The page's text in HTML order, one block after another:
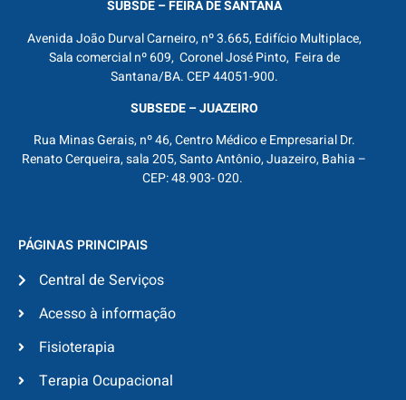
SUBSDE – FEIRA DE SANTANA
Avenida João Durval Carneiro, nº 3.665, Edifício Multiplace,
Sala comercial nº 609, Coronel José Pinto, Feira de
Santana/BA. CEP 44051-900.
SUBSEDE – JUAZEIRO
Rua Minas Gerais, nº 46, Centro Médico e Empresarial Dr.
Renato Cerqueira, sala 205, Santo Antônio, Juazeiro, Bahia –
CEP: 48.903- 020.
PÁGINAS PRINCIPAIS
Central de Serviços
Acesso à informação
Fisioterapia
Terapia Ocupacional